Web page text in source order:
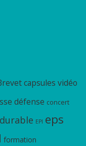
capsules vidéo
défense concert
EPI eps
formation